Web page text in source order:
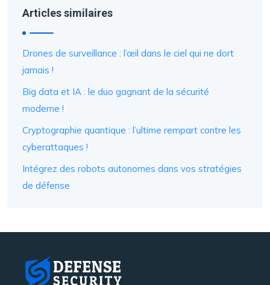
Articles similaires
Drones de surveillance : l’œil dans le ciel qui ne dort
jamais !
Big data et IA : le duo gagnant de la sécurité
moderne !
Cryptographie quantique : l’ultime rempart contre les
cyberattaques !
Intégrez des robots autonomes dans vos stratégies
de défense